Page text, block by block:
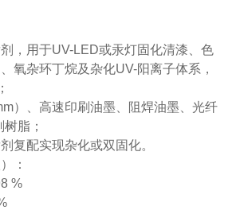
，用于UV-LED或汞灯固化清漆、色
氧杂环丁烷及杂化UV-阳离子体系，
）、高速印刷油墨、阻焊油墨、光纤
脂；
复配实现杂化或双固化。
：
%